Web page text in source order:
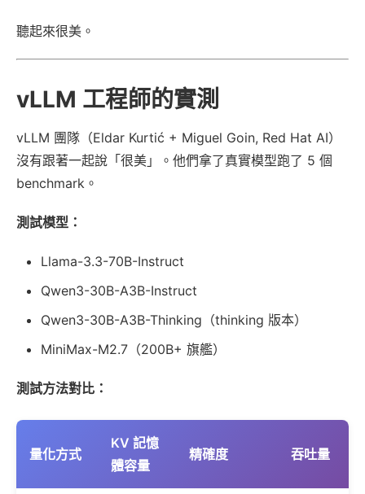
聽起來很美。
vLLM 工程師的實測
vLLM 團隊（Eldar Kurtić + Miguel Goin, Red Hat AI）
沒有跟著一起說「很美」。他們拿了真實模型跑了 5 個
benchmark。
測試模型：
Llama-3.3-70B-Instruct
Qwen3-30B-A3B-Instruct
Qwen3-30B-A3B-Thinking（thinking 版本）
MiniMax-M2.7（200B+ 旗艦）
測試方法對比：
量化方式
KV 記憶
體容量
精確度 吞吐量